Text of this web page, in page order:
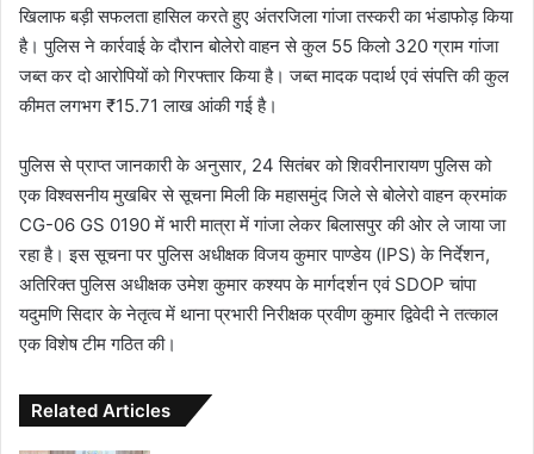
खिलाफ बड़ी सफलता हासिल करते हुए अंतरजिला गांजा तस्करी का भंडाफोड़ किया
है। पुलिस ने कार्रवाई के दौरान बोलेरो वाहन से कुल 55 किलो 320 ग्राम गांजा
जब्त कर दो आरोपियों को गिरफ्तार किया है। जब्त मादक पदार्थ एवं संपत्ति की कुल
कीमत लगभग ₹15.71 लाख आंकी गई है।
पुलिस से प्राप्त जानकारी के अनुसार, 24 सितंबर को शिवरीनारायण पुलिस को
एक विश्वसनीय मुखबिर से सूचना मिली कि महासमुंद जिले से बोलेरो वाहन क्रमांक
CG-06 GS 0190 में भारी मात्रा में गांजा लेकर बिलासपुर की ओर ले जाया जा
रहा है। इस सूचना पर पुलिस अधीक्षक विजय कुमार पाण्डेय (IPS) के निर्देशन,
अतिरिक्त पुलिस अधीक्षक उमेश कुमार कश्यप के मार्गदर्शन एवं SDOP चांपा
यदुमणि सिदार के नेतृत्व में थाना प्रभारी निरीक्षक प्रवीण कुमार द्विवेदी ने तत्काल
एक विशेष टीम गठित की।
Related Articles